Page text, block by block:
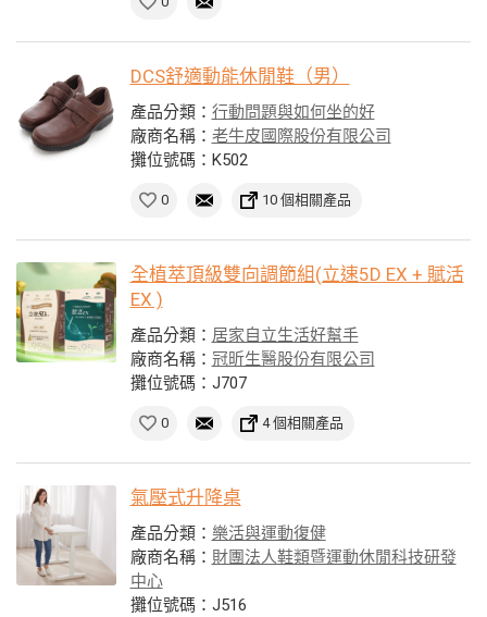
DCS舒適動能休閒鞋（男）
產品分類： 行動問題與如何坐的好
廠商名稱： 老牛皮國際股份有限公司
攤位號碼：K502
0 10 個相關產品
全植萃頂級雙向調節組(立速5D EX + 賦活
EX )
產品分類： 居家自立生活好幫手
廠商名稱： 冠昕生醫股份有限公司
攤位號碼：J707
0 4 個相關產品
氣壓式升降桌
產品分類： 樂活與運動復健
廠商名稱： 財團法人鞋類暨運動休閒科技研發
中心
攤位號碼：J516